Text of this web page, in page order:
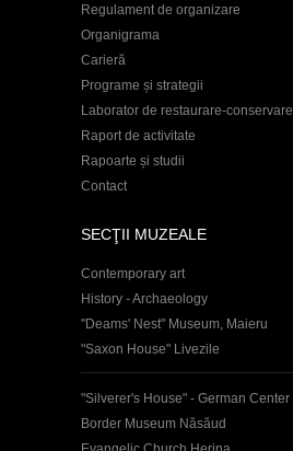
Regulament de organizare
Organigrama
Carieră
Programe și strategii
Laborator de restaurare-conservare
Raport de activitate
Rapoarte și studii
Contact
SECŢII MUZEALE
Contemporary art
History - Archaeology
"Deams' Nest" Museum, Maieru
"Saxon House" Livezile
"Silverer's House" - German Center
Border Museum Năsăud